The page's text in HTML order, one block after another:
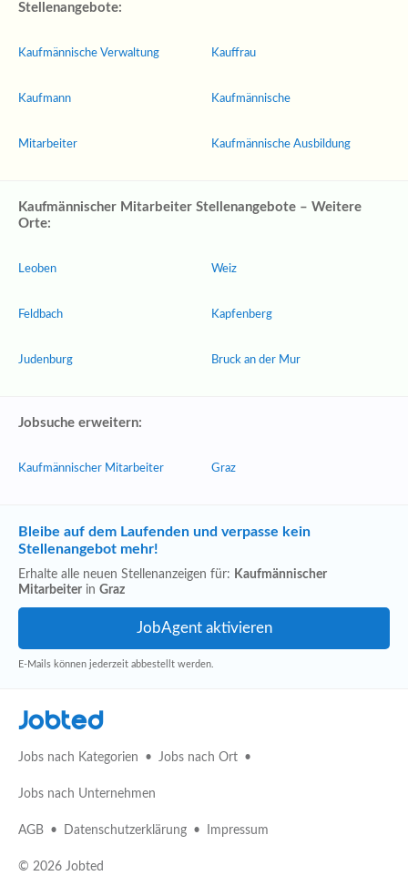
Stellenangebote:
Kaufmännische Verwaltung
Kaufmann
Mitarbeiter
Kauffrau
Kaufmännische
Kaufmännische Ausbildung
Kaufmännischer Mitarbeiter Stellenangebote – Weitere
Orte:
Leoben
Feldbach
Judenburg
Weiz
Kapfenberg
Bruck an der Mur
Jobsuche erweitern:
Kaufmännischer Mitarbeiter Graz
Bleibe auf dem Laufenden und verpasse kein
Stellenangebot mehr!
Erhalte alle neuen Stellenanzeigen für: Kaufmännischer
Mitarbeiter in Graz
E-Mails können jederzeit abbestellt werden.
Jobted
Jobs nach Kategorien Jobs nach Ort
Jobs nach Unternehmen
AGB Datenschutzerklärung Impressum
© 2026 Jobted